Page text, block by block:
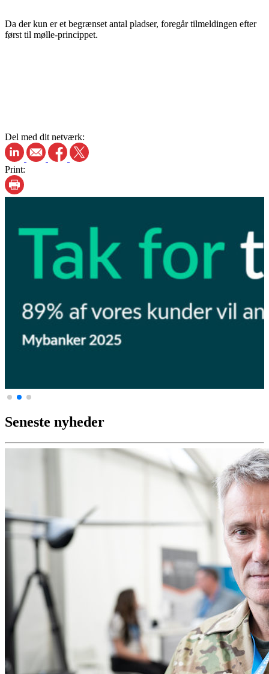
Da der kun er et begrænset antal pladser, foregår tilmeldingen efter
først til mølle-princippet.
Del med dit netværk:
Print:
Seneste nyheder